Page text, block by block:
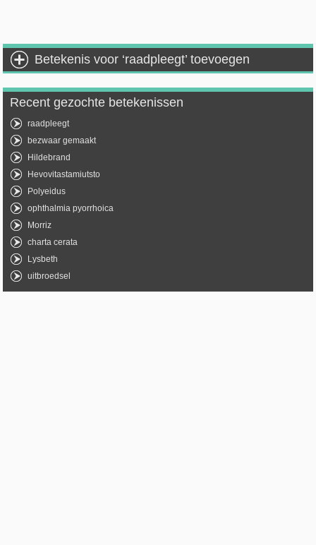
Betekenis voor ‘raadpleegt’ toevoegen
Recent gezochte betekenissen
raadpleegt
bezwaar gemaakt
Hildebrand
Hevovitastamiutsto
Polyeidus
ophthalmia pyorrhoica
Morriz
charta cerata
Lysbeth
uitbroedsel